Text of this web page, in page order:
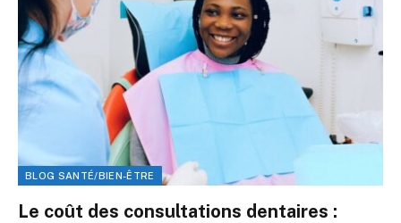
BLOG SANTÉ/BIEN-ÊTRE
Le coût des consultations dentaires :